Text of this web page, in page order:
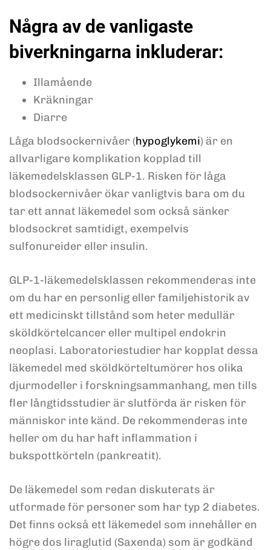
Några av de vanligaste
biverkningarna inkluderar:
Illamående
Kräkningar
Diarre
Låga blodsockernivåer (hypoglykemi) är en
allvarligare komplikation kopplad till
läkemedelsklassen GLP-1. Risken för låga
blodsockernivåer ökar vanligtvis bara om du
tar ett annat läkemedel som också sänker
blodsockret samtidigt, exempelvis
sulfonureider eller insulin.
GLP-1-läkemedelsklassen rekommenderas inte
om du har en personlig eller familjehistorik av
ett medicinskt tillstånd som heter medullär
sköldkörtelcancer eller multipel endokrin
neoplasi. Laboratoriestudier har kopplat dessa
läkemedel med sköldkörteltumörer hos olika
djurmodeller i forskningsammanhang, men tills
fler långtidsstudier är slutförda är risken för
människor inte känd. De rekommenderas inte
heller om du har haft inflammation i
bukspottkörteln (pankreatit).
De läkemedel som redan diskuterats är
utformade för personer som har typ 2 diabetes.
Det finns också ett läkemedel som innehåller en
högre dos liraglutid (Saxenda) som är godkänd